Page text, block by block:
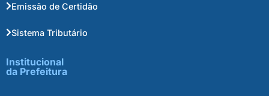
Emissão de Certidão
Sistema Tributário
Institucional
da Prefeitura